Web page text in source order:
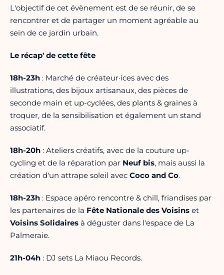
L'objectif de cet évènement est de se réunir, de se
rencontrer et de partager un moment agréable au
sein de ce jardin urbain.
Le récap' de cette fête
18h-23h : Marché de créateur·ices avec des
illustrations, des bijoux artisanaux, des pièces de
seconde main et up-cyclées, des plants & graines à
troquer, de la sensibilisation et également un stand
associatif.
18h-20h : Ateliers créatifs, avec de la couture up-
cycling et de la réparation par Neuf bis, mais aussi la
création d'un attrape soleil avec Coco and Co.
18h-23h : Espace apéro rencontre & chill, friandises par
les partenaires de la Fête Nationale des Voisins et
Voisins Solidaires à déguster dans l'espace de La
Palmeraie.
21h-04h : DJ sets La Miaou Records.